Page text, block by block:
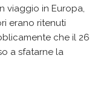
viaggio in Europa,
erano ritenuti
che il 26
a sfatarne la